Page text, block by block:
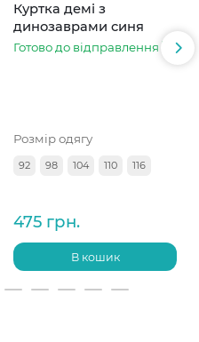
Куртка демі з
динозаврами синя
Готово до відправлення
Розмір одягу
92 98 104 110 116
475 грн.
В кошик